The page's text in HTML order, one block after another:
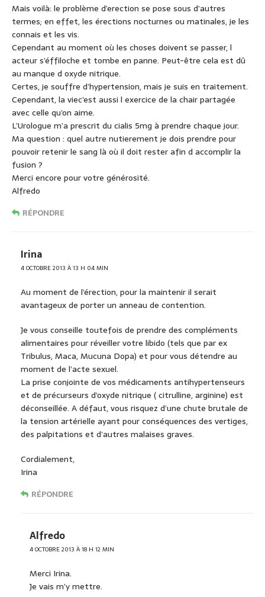
Mais voilà: le problème d’erection se pose sous d’autres
termes; en effet, les érections nocturnes ou matinales, je les
connais et les vis.
Cependant au moment où les choses doivent se passer, l
acteur s’éffiloche et tombe en panne. Peut-être cela est dû
au manque d oxyde nitrique.
Certes, je souffre d’hypertension, mais je suis en traitement.
Cependant, la viec’est aussi l exercice de la chair partagée
avec celle qu’on aime.
L’Urologue m’a prescrit du cialis 5mg à prendre chaque jour.
Ma question : quel autre nutierement je dois prendre pour
pouvoir retenir le sang là où il doit rester afin d accomplir la
fusion ?
Merci encore pour votre générosité.
Alfredo
RÉPONDRE
Irina
4 OCTOBRE 2013 À 13 H 04 MIN
Au moment de l’érection, pour la maintenir il serait
avantageux de porter un anneau de contention.
Je vous conseille toutefois de prendre des compléments
alimentaires pour réveiller votre libido (tels que par ex
Tribulus, Maca, Mucuna Dopa) et pour vous détendre au
moment de l’acte sexuel.
La prise conjointe de vos médicaments antihypertenseurs
et de précurseurs d’oxyde nitrique ( citrulline, arginine) est
déconseillée. A défaut, vous risquez d’une chute brutale de
la tension artérielle ayant pour conséquences des vertiges,
des palpitations et d’autres malaises graves.
Cordialement,
Irina
RÉPONDRE
Alfredo
4 OCTOBRE 2013 À 18 H 12 MIN
Merci Irina.
Je vais m’y mettre.